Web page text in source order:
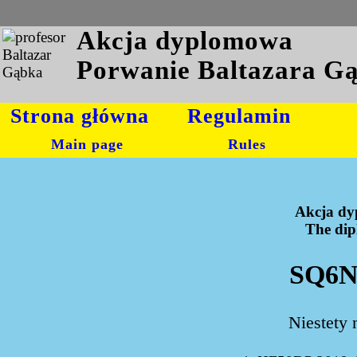
Akcja dyplomowa
Porwanie Baltazara
Strona główna
Main page
Regulamin
Rules
Akcja
The
Niestety